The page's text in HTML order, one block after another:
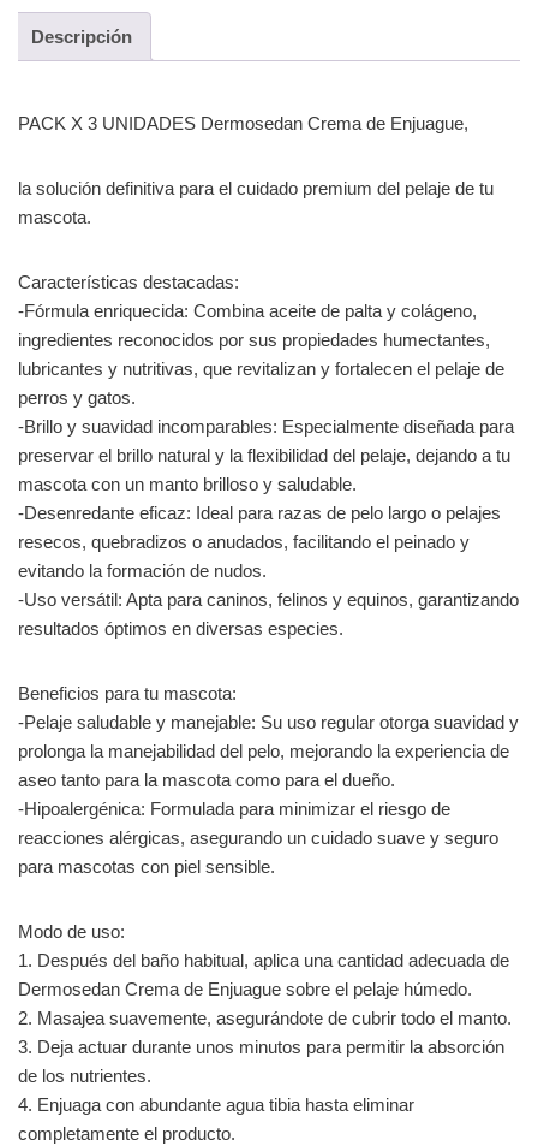
Descripción
PACK X 3 UNIDADES Dermosedan Crema de Enjuague,
la solución definitiva para el cuidado premium del pelaje de tu
mascota.
Características destacadas:
-Fórmula enriquecida: Combina aceite de palta y colágeno,
ingredientes reconocidos por sus propiedades humectantes,
lubricantes y nutritivas, que revitalizan y fortalecen el pelaje de
perros y gatos.
-Brillo y suavidad incomparables: Especialmente diseñada para
preservar el brillo natural y la flexibilidad del pelaje, dejando a tu
mascota con un manto brilloso y saludable.
-Desenredante eficaz: Ideal para razas de pelo largo o pelajes
resecos, quebradizos o anudados, facilitando el peinado y
evitando la formación de nudos.
-Uso versátil: Apta para caninos, felinos y equinos, garantizando
resultados óptimos en diversas especies.
Beneficios para tu mascota:
-Pelaje saludable y manejable: Su uso regular otorga suavidad y
prolonga la manejabilidad del pelo, mejorando la experiencia de
aseo tanto para la mascota como para el dueño.
-Hipoalergénica: Formulada para minimizar el riesgo de
reacciones alérgicas, asegurando un cuidado suave y seguro
para mascotas con piel sensible.
Modo de uso:
1. Después del baño habitual, aplica una cantidad adecuada de
Dermosedan Crema de Enjuague sobre el pelaje húmedo.
2. Masajea suavemente, asegurándote de cubrir todo el manto.
3. Deja actuar durante unos minutos para permitir la absorción
de los nutrientes.
4. Enjuaga con abundante agua tibia hasta eliminar
completamente el producto.